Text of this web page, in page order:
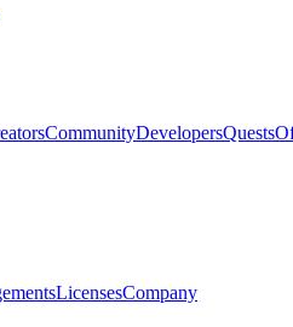
CommunityDevelopersQuests
LicensesCompany